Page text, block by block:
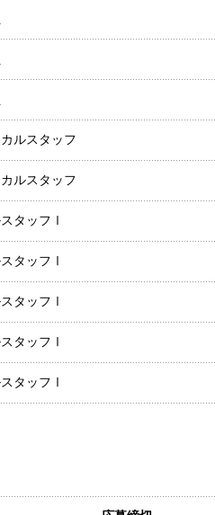
カルスタッフ
カルスタッフ
タッフⅠ
タッフⅠ
タッフⅠ
タッフⅠ
タッフⅠ